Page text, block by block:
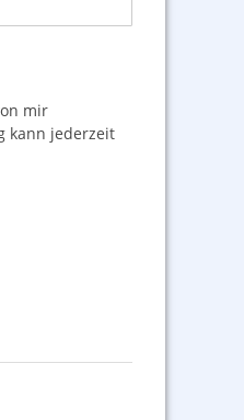
mir
kann jederzeit